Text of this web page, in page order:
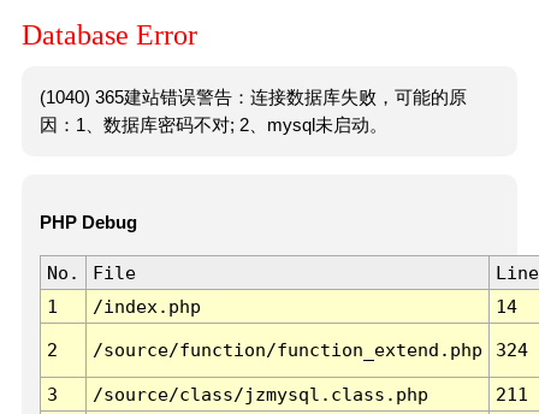
Database Error
(1040) 365建站错误警告：连接数据库失败，可能的原
因：1、数据库密码不对; 2、mysql未启动。
PHP Debug
No. File
Line
1
/index.php 14
2 /source/function/function_extend.php 324
3 /source/class/jzmysql.class.php
211